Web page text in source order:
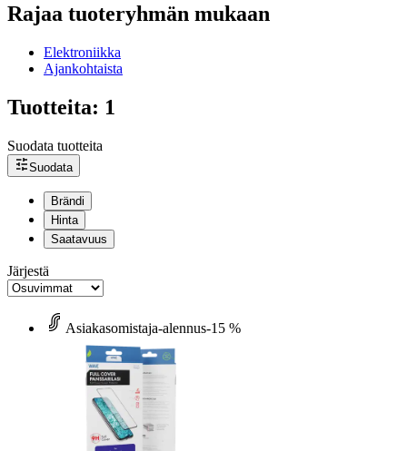
Rajaa tuoteryhmän mukaan
Elektroniikka
Ajankohtaista
Tuotteita: 1
Suodata tuotteita
Suodata
Brändi
Hinta
Saatavuus
Järjestä
Asiakasomistaja-alennus-15 %